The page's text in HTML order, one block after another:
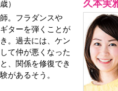
）
。フラダンスや
ターを弾くことが
。過去には、ケン
て仲が悪くなった
、関係を修復でき
があるそう。
久本実